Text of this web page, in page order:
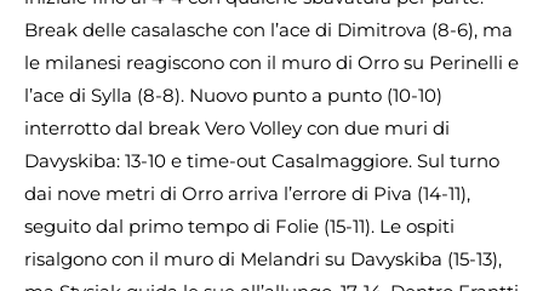
Break delle casalasche con l’ace di Dimitrova (8-6), ma
le milanesi reagiscono con il muro di Orro su Perinelli e
l’ace di Sylla (8-8). Nuovo punto a punto (10-10)
interrotto dal break Vero Volley con due muri di
Davyskiba: 13-10 e time-out Casalmaggiore. Sul turno
dai nove metri di Orro arriva l’errore di Piva (14-11),
seguito dal primo tempo di Folie (15-11). Le ospiti
risalgono con il muro di Melandri su Davyskiba (15-13),